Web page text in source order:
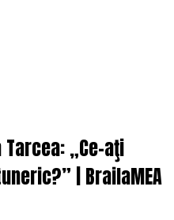
„Ce-aţi
| BrailaMEA